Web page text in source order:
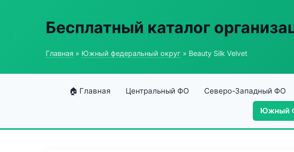
Бесплатный каталог
Главная » Южный федеральный округ » Beauty Silk Velvet
🏠 Главная Центральный ФО Северо-Западный ФО
Южный